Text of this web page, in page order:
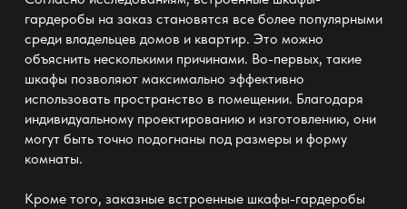
гардеробы на заказ становятся все более популярными
среди владельцев домов и квартир. Это можно
объяснить несколькими причинами. Во-первых, такие
шкафы позволяют максимально эффективно
использовать пространство в помещении. Благодаря
индивидуальному проектированию и изготовлению, они
могут быть точно подогнаны под размеры и форму
комнаты.
Кроме того, заказные встроенные шкафы-гардеробы